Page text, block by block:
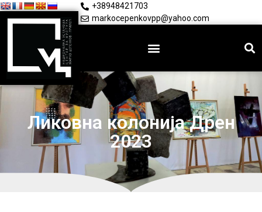
+38948421703
markocepenkovpp@yahoo.com
Ликовна колонија Дрен
2023